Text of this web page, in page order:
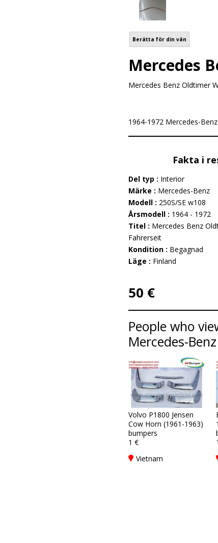
Berätta för din vän
Mercedes
Mercedes Benz Oldtimer
1964-1972 Mercedes-
Fakta i
Del typ : Interior
Märke : Mercedes-Benz
Modell : 250S/SE w108
Årsmodell : 1964 - 1972
Titel : Mercedes Benz
Fahrerseit
Kondition : Begagnad
Läge : Finland
50 €
People who
Mercedes-
Volvo P1800 Jensen
Cow Horn (1961-1963)
bumpers
1 €
Vietnam